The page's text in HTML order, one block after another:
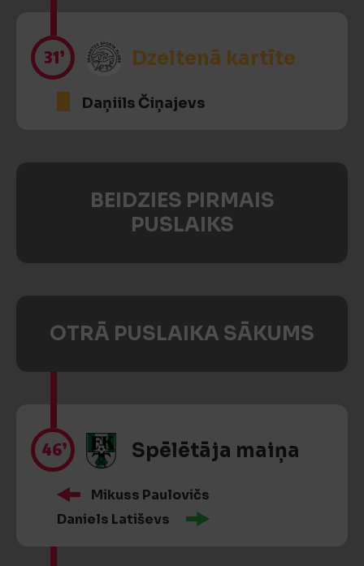
31’ Dzeltenā kartīte
Daņiils Čiņajevs
BEIDZIES PIRMAIS
PUSLAIKS
OTRĀ PUSLAIKA SĀKUMS
46’ Spēlētāja maiņa
Mikuss Paulovičs
Daniels Latiševs